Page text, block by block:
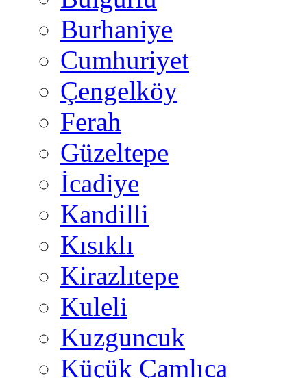
Burhaniye
Cumhuriyet
Çengelköy
Ferah
Güzeltepe
İcadiye
Kandilli
Kısıklı
Kirazlıtepe
Kuleli
Kuzguncuk
Küçük Çamlıca